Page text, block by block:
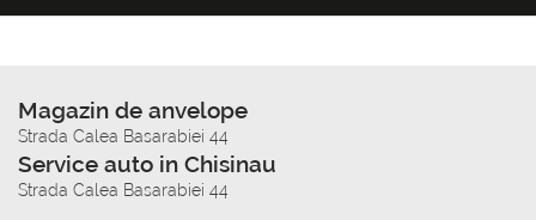
Magazin de anvelope
Strada Calea Basarabiei 44
Service auto in Chisinau
Strada Calea Basarabiei 44